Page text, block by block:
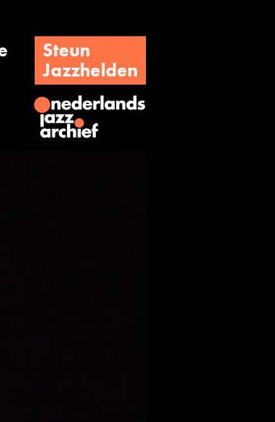
Steun
Jazzhelden